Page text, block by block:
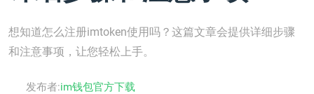
想知道怎么注册imtoken使用吗？这篇文章会提供详细步骤
和注意事项，让您轻松上手。
发布者:im钱包官方下载